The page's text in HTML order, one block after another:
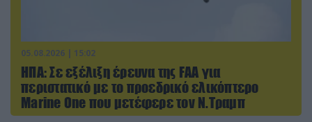
05.08.2026 | 15:02
ΗΠΑ: Σε εξέλιξη έρευνα της FAA για
περιστατικό με το προεδρικό ελικόπτερο
Marine One που μετέφερε τον Ν.Τραμπ